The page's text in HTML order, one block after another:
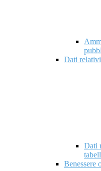
Dati
Dati
Benessere